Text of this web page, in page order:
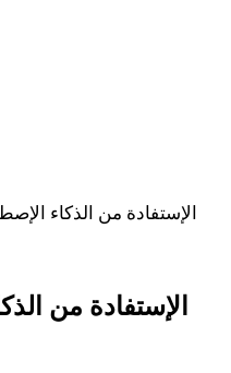
الإستفادة من الذكاء
الإستفادة من